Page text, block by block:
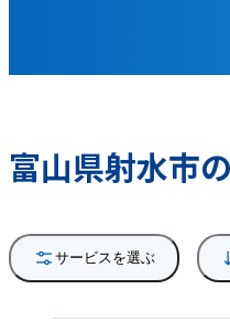
富山県射水市
サービスを選ぶ